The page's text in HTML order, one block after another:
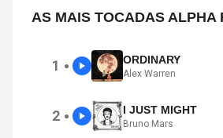
AS MAIS TOCADAS ALPHA
1 ● ORDINARY
Alex Warren
2 ● I JUST MIGHT
Bruno Mars